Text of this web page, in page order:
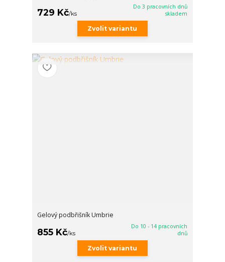
729 Kč/ks
Do 3 pracovních dnů
skladem
Zvolit variantu
Gelový podbřišník Umbrie
855 Kč/ks
Do 10 - 14 pracovních
dnů
Zvolit variantu